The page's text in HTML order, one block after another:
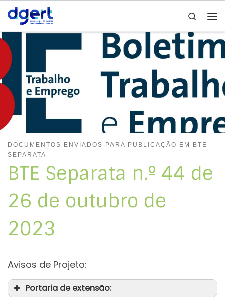
Skip to content
Search
DOCUMENTOS ENVIADOS PARA PUBLICAÇÃO EM BTE -
SEPARATA
BTE Separata n.º 44 de
26 de outubro de
2023
Avisos de Projeto:
Portaria de extensão: